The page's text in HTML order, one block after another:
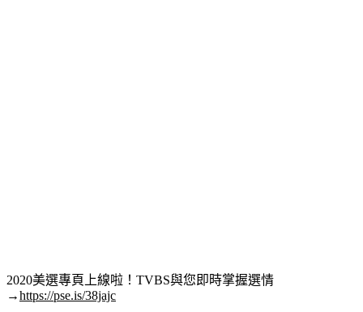
2020美選專頁上線啦！TVBS與您即時掌握選情
→https://pse.is/38jajc